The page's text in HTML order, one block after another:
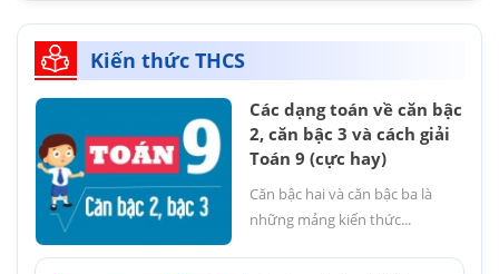
Kiến thức THCS
Các dạng toán về căn bậc
2, căn bậc 3 và cách giải
Toán 9 (cực hay)
Căn bậc hai và căn bậc ba là
những mảng kiến thức...